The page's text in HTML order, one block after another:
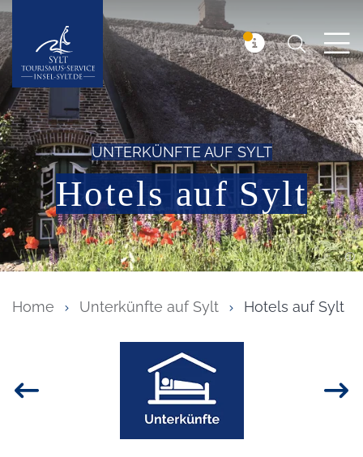
Insel Sylt Suchen
UNTERKÜNFTE AUF SYLT
Hotels auf Sylt
Home Unterkünfte auf Sylt Hotels auf Sylt
Bild